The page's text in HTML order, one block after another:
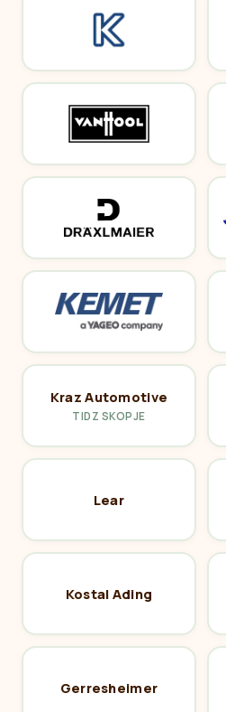
Kraz Automotive
TIDZ SKOPJE
Lear
Kostal Ading
Gerresheimer